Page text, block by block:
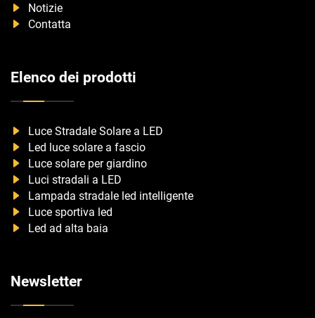
Notizie
Contatta
Elenco dei prodotti
Luce Stradale Solare a LED
Led luce solare a fascio
Luce solare per giardino
Luci stradali a LED
Lampada stradale led intelligente
Luce sportiva led
Led ad alta baia
Newsletter